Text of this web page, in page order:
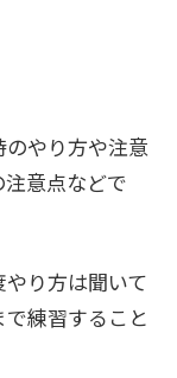
やり方や注意
意点などで
り方は聞いて
練習すること